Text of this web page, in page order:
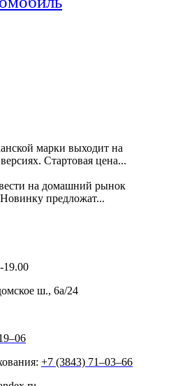
марки выходит на
Стартовая цена...
на домашний рынок
предложат...
19.00
ш., 6а/24
+7 (3843) 71‒03‒66